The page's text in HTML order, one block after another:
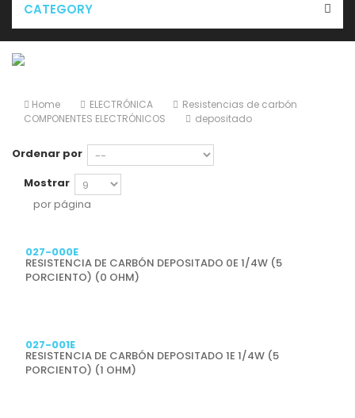
CATEGORY
Home
ELECTRÓNICA
COMPONENTES ELECTRÓNICOS
Resistencias de carbón
depositado
Ordenar por
Mostrar
por página
027-000E
RESISTENCIA DE CARBÓN DEPOSITADO 0E 1/4W (5
PORCIENTO) (0 OHM)
027-001E
RESISTENCIA DE CARBÓN DEPOSITADO 1E 1/4W (5
PORCIENTO) (1 OHM)